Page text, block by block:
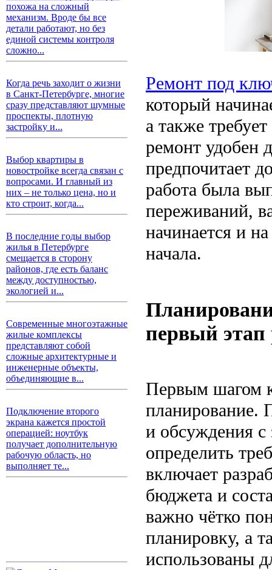
похожа на сложный
механизм. Вроде бы все
детали работают, но без
единой системы контроля
сложно...
Когда речь заходит о жизни
в Санкт-Петербурге, многие
сразу представляют шумные
проспекты, плотную
застройку и...
Выбор квартиры в
новостройке всегда связан с
вопросами. И главный из
них – не только цена, но и
кто строит, когда...
В последние годы выбор
жилья в Петербурге
смещается в сторону
районов, где есть баланс
между доступностью,
экологией и...
Современные многоэтажные
жилые комплексы
представляют собой
сложные архитектурные и
инженерные объекты,
объединяющие в...
Подключение второго
экрана кажется простой
операцией: ноутбук
получает дополнительную
рабочую область, но
выполняет те...
Ремонт под
который
а также
ремонт удобен
предпочитает
работа была
переживаний,
начинается и
начала.
первый
Первым шагом
планирование.
и обсуждения с
определить
включает
бюджета и
важно чётко
планировку, а
использованы